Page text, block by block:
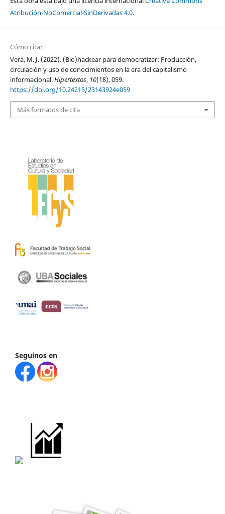
Atribución-NoComercial-SinDerivadas 4.0.
Cómo citar
Vera, M. J. (2022). (Bio)hackear para democratizar: Producción,
circulación y uso de conocimientos en la era del capitalismo
informacional.Hipertextos, 10(18), 059.
https://doi.org/10.24215/23143924e059
Más formatos de cita
Seguinos en